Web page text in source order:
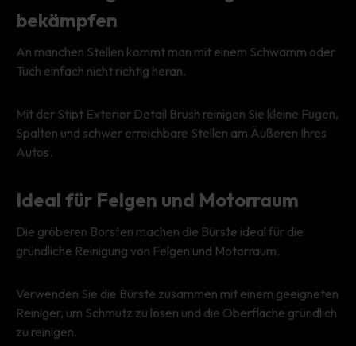
bekämpfen
An manchen Stellen kommt man mit einem Schwamm oder
Tuch einfach nicht richtig heran.
Mit der Stipt Exterior Detail Brush reinigen Sie kleine Fugen,
Spalten und schwer erreichbare Stellen am Äußeren Ihres
Autos.
Ideal für Felgen und Motorraum
Die gröberen Borsten machen die Bürste ideal für die
gründliche Reinigung von Felgen und Motorraum.
Verwenden Sie die Bürste zusammen mit einem geeigneten
Reiniger, um Schmutz zu lösen und die Oberfläche gründlich
zu reinigen.